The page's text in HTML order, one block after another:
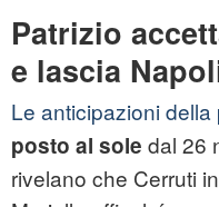
Patrizio
e lascia
Le anticipazioni
posto al sole dal 26
rivelano che Cerruti